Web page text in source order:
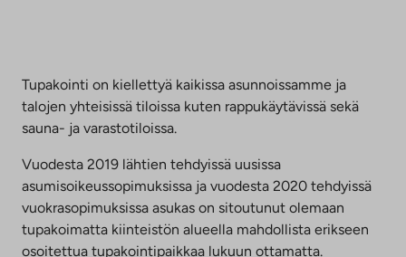
Tupakointi on kiellettyä kaikissa asunnoissamme ja
talojen yhteisissä tiloissa kuten rappukäytävissä sekä
sauna- ja varastotiloissa.
Vuodesta 2019 lähtien tehdyissä uusissa
asumisoikeussopimuksissa ja vuodesta 2020 tehdyissä
vuokrasopimuksissa asukas on sitoutunut olemaan
tupakoimatta kiinteistön alueella mahdollista erikseen
osoitettua tupakointipaikkaa lukuun ottamatta.